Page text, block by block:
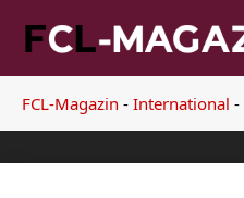
FCL-Magazin - International -